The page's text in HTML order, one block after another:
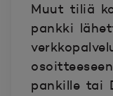
Muut tiliä
pankki
pankille tai